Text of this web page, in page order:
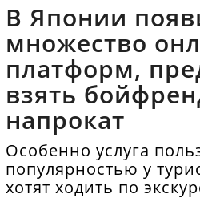
В Японии
множество
платформ,
взять
напрокат
Особенно услуга
популярностью у
хотят ходить по